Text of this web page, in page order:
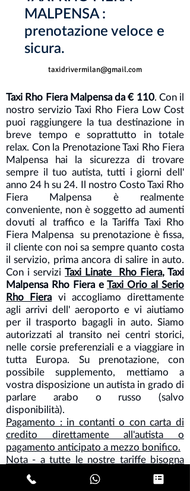
MALPENSA :
prenotazione veloce e
sicura.
taxidrivermilan@gmail.com
Taxi Rho Fiera Malpensa da € 110. Con il
nostro servizio Taxi Rho Fiera Low Cost
puoi raggiungere la tua destinazione in
breve tempo e soprattutto in totale
relax. Con la Prenotazione Taxi Rho Fiera
Malpensa hai la sicurezza di trovare
sempre il tuo autista, tutti i giorni dell'
anno 24 h su 24. Il nostro Costo Taxi Rho
Fiera Malpensa è realmente
conveniente, non è soggetto ad aumenti
dovuti al traffico e la Tariffa Taxi Rho
Fiera Malpensa su prenotazione è fissa,
il cliente con noi sa sempre quanto costa
il servizio, prima ancora di salire in auto.
Con i servizi Taxi Linate Rho Fiera, Taxi
Malpensa Rho Fiera e Taxi Orio al Serio
Rho Fiera vi accogliamo direttamente
agli arrivi dell' aeroporto e vi aiutiamo
per il trasporto bagagli in auto. Siamo
autorizzati al transito nei centri storici,
nelle corsie preferenziali e a viaggiare in
tutta Europa. Su prenotazione, con
possibile supplemento, mettiamo a
vostra disposizione un autista in grado di
parlare arabo o russo (salvo
disponibilità).
Pagamento : in contanti o con carta di
credito direttamente all'autista o
pagamento anticipato a mezzo bonifico.
Nota - a tutte le nostre tariffe bisogna
aggiungere IVA del 10 % .
La prenotazione della tua autovettura è